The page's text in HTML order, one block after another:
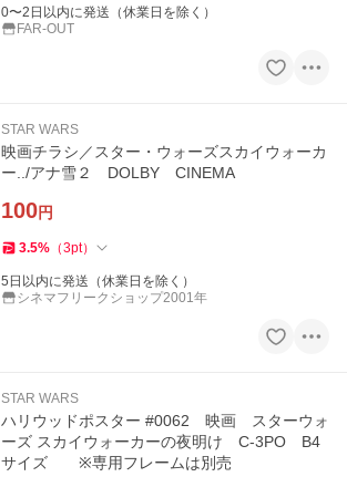
0〜2日以内に発送（休業日を除く）
FAR-OUT
STAR WARS
映画チラシ／スター・ウォーズスカイウォーカ
ー../アナ雪２ DOLBY CINEMA
100円
3.5% （3pt）
5日以内に発送（休業日を除く）
シネマフリークショップ2001年
STAR WARS
ハリウッドポスター #0062 映画 スターウォ
ーズ スカイウォーカーの夜明け C-3PO B4
サイズ ※専用フレームは別売